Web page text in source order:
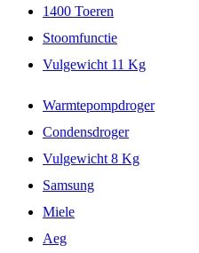
1400 Toeren
Stoomfunctie
Vulgewicht 11 Kg
Warmtepompdroger
Condensdroger
Vulgewicht 8 Kg
Samsung
Miele
Aeg